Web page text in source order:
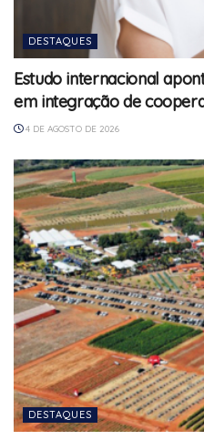
DESTAQUES
Estudo internacional
em integração de
4 DE AGOSTO DE 2026
DESTAQUES